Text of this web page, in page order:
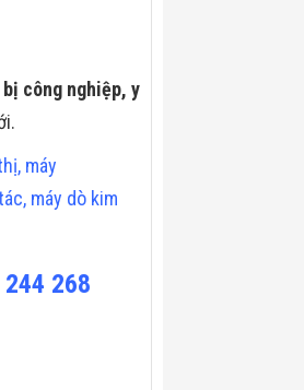
công nghiệp, y
, máy
, máy dò kim
244 268